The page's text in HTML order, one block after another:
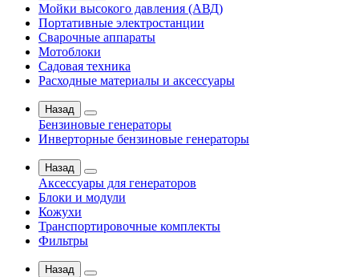
Мойки высокого давления (АВД)
Портативные электростанции
Сварочные аппараты
Мотоблоки
Садовая техника
Расходные материалы и аксессуары
Назад
Бензиновые генераторы
Инверторные бензиновые генераторы
Назад
Аксессуары для генераторов
Блоки и модули
Кожухи
Транспортировочные комплекты
Фильтры
Назад